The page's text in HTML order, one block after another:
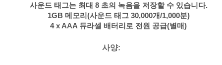
사운드 태그는 최대 8 초의 녹음을 저장할 수 있습니다.
1GB 메모리(사운드 태그 30,000개/1,000분)
4 x AAA 듀라셀 배터리로 전원 공급(별매)
사양: